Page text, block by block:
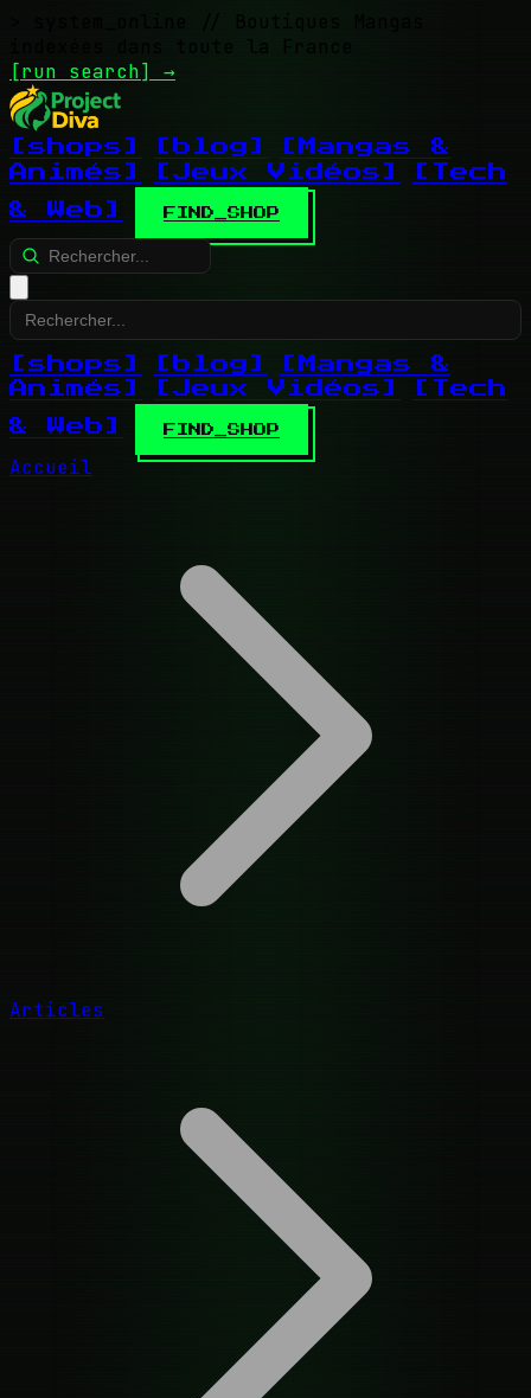
// Boutiques Mangas
indexées dans toute la France
[run search] →
[shops] [blog]
[Mangas &
Animés]
[Jeux Vidéos]
[Tech
& Web]
FIND_SHOP
[shops] [blog]
[Mangas &
Animés]
[Jeux Vidéos]
[Tech
& Web]
FIND_SHOP
Accueil
Articles